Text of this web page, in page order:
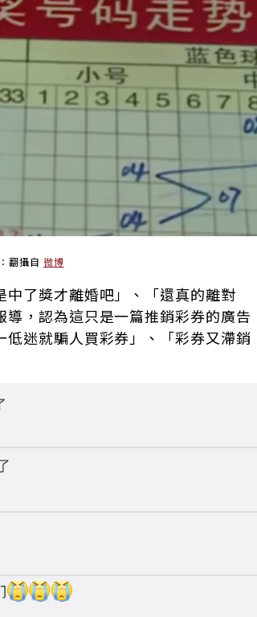
翻攝自 微博
了獎才離婚吧」、「還真的離對
，認為這只是一篇推銷彩券的廣告
迷就騙人買彩券」、「彩券又滯銷